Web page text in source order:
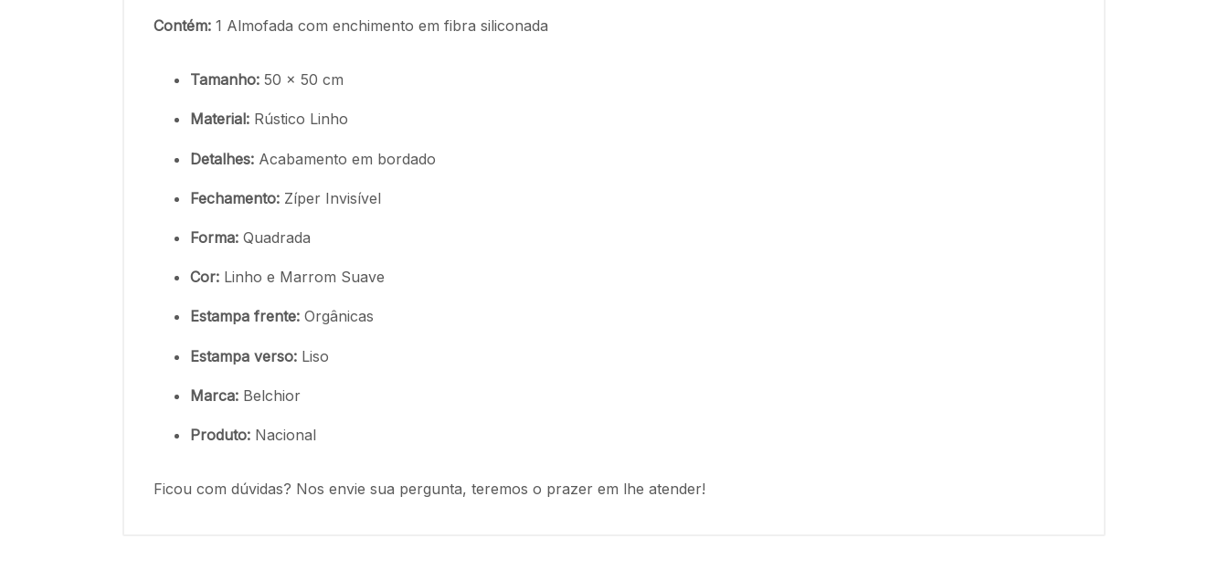
Contém: 1 Almofada com enchimento em fibra siliconada
Tamanho: 50 x 50 cm
Material: Rústico Linho
Detalhes: Acabamento em bordado
Fechamento: Zíper Invisível
Forma: Quadrada
Cor: Linho e Marrom Suave
Estampa frente: Orgânicas
Estampa verso: Liso
Marca: Belchior
Produto: Nacional
Ficou com dúvidas? Nos envie sua pergunta, teremos o prazer em lhe atender!